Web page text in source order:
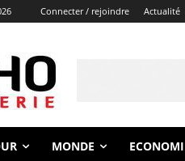
Connecter / rejoindre Actualité
MONDE